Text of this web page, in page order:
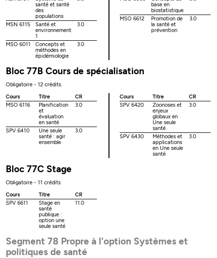
santé et santé
des
populations
MSN 6115
Santé et
environnement
1
3.0
MSO 6011
Concepts et
méthodes en
épidémiologie
3.0
base en
biostatistique
MSO 6612
Promotion de
la santé et
prévention
3.0
Bloc 77B Cours de spécialisation
Obligatoire - 12 crédits.
Cours
Titre
CR
MSO 6116
Planification
et
évaluation
en santé
3.0
SPV 6410
Une seule
santé : agir
ensemble
3.0
Cours Titre
CR
SPV 6420
Zoonoses et
enjeux
globaux en
Une seule
santé
3.0
SPV 6430
Méthodes et
applications
en Une seule
santé
3.0
Bloc 77C Stage
Obligatoire - 11 crédits.
Cours
Titre
CR
SPV 6611
Stage en
santé
publique :
option une
seule santé
11.0
Segment 78 Propre à l'option Systèmes et
politiques de santé